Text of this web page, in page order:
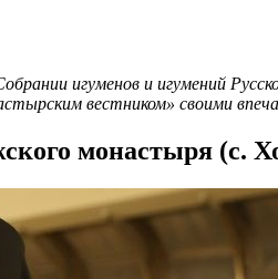
игуменов и игумений
вестником» своими
монастыря (с.